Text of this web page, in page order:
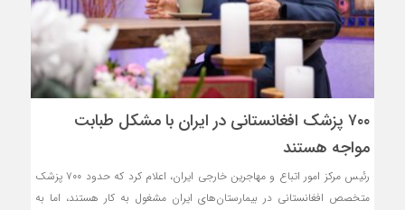
مذاکره تحمیلی، جنگ
۷۰۰ پزشک افغانستانی در ایران با مشکل طبابت
مواجه هستند
رئیس مرکز امور اتباع و مهاجرین خارجی ایران، اعلام کرد که حدود ۷۰۰ پزشک
متخصص افغانستانی در بیمارستان‌های ایران مشغول به کار هستند، اما به